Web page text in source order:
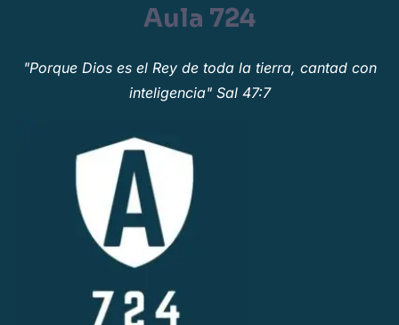
Aula 724
"Porque Dios es el Rey de toda la tierra, cantad con
inteligencia" Sal 47:7